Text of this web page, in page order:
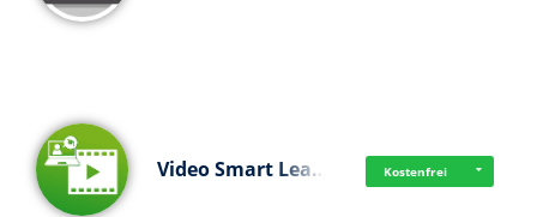
Video Smart Lea… Kostenfrei